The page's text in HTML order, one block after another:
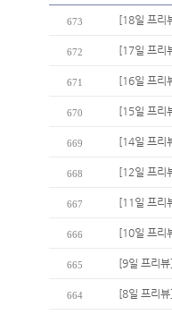
673 [18일 프리
672 [17일 프리
671 [16일 프리
670 [15일 프리
669 [14일 프리
668 [12일 프리
667 [11일 프리
666 [10일 프리
665 [9일 프리
664 [8일 프리